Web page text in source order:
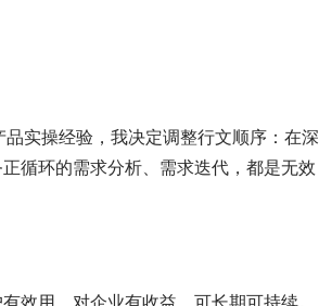
实操经验，我决定调整行文顺序：在深
循环的需求分析、需求迭代，都是无效
效用、对企业有收益、可长期可持续。